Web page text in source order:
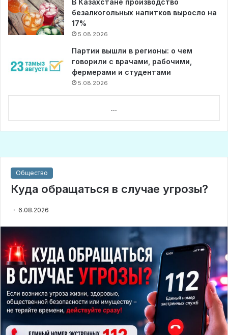
В Казахстане производство
безалкогольных напитков выросло на
17%
5.08.2026
Партии вышли в регионы: о чем
говорили с врачами, рабочими,
фермерами и студентами
5.08.2026
...